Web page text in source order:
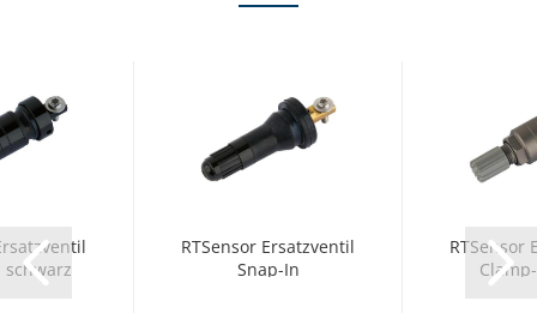
schwarz
RTSensor Ersatzventil
Snap-In
RTSensor